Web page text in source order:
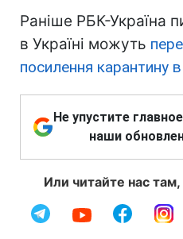
Раніше РБК-Україна
в Україні можуть
посилення карантину в
Не упустите
наши
Или читайте нас